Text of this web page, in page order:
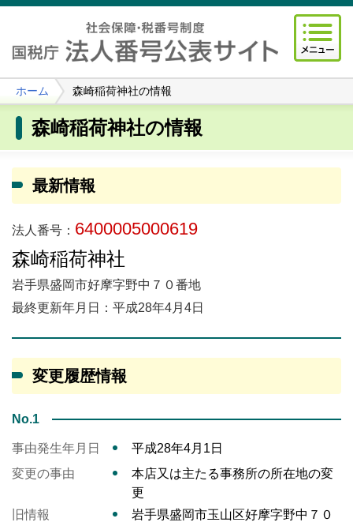
ホーム 森崎稲荷神社の情報
森崎稲荷神社の情報
最新情報
法人番号： 6400005000619
森崎稲荷神社
岩手県盛岡市好摩字野中７０番地
最終更新年月日：平成28年4月4日
変更履歴情報
No.1
事由発生年月日
平成28年4月1日
変更の事由
本店又は主たる事務所の所在地の変
更
旧情報
岩手県盛岡市玉山区好摩字野中７０